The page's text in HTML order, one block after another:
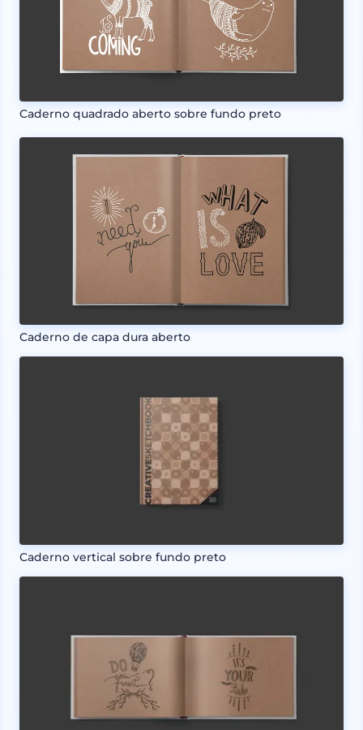
Caderno quadrado aberto sobre fundo preto
Caderno de capa dura aberto
Caderno vertical sobre fundo preto